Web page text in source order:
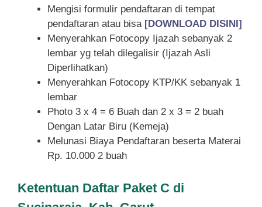
Mengisi formulir pendaftaran di tempat
pendaftaran atau bisa [DOWNLOAD DISINI]
Menyerahkan Fotocopy Ijazah sebanyak 2
lembar yg telah dilegalisir (Ijazah Asli
Diperlihatkan)
Menyerahkan Fotocopy KTP/KK sebanyak 1
lembar
Photo 3 x 4 = 6 Buah dan 2 x 3 = 2 buah
Dengan Latar Biru (Kemeja)
Melunasi Biaya Pendaftaran beserta Materai
Rp. 10.000 2 buah
Ketentuan Daftar Paket C di